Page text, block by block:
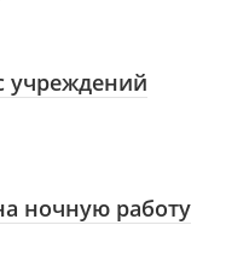
учреждений
ночную работу